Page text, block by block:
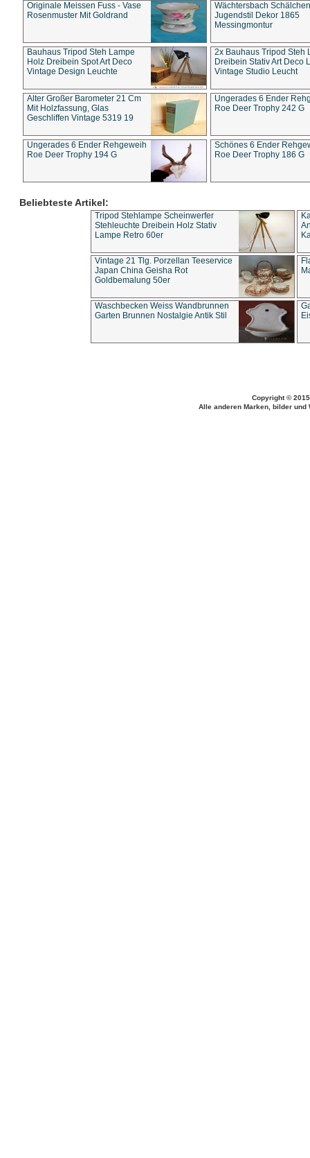
Originale Meissen Fuss - Vase
Rosenmuster Mit Goldrand
Wächtersbach Schälchen
Jugendstil Dekor 1865
Messingmontur
Bauhaus Tripod Steh Lampe
Holz Dreibein Spot Art Deco
Vintage Design Leuchte
2x Bauhaus Tripod Steh
Dreibein Stativ Art Deco
Vintage Studio Leucht
Alter Großer Barometer 21 Cm
Mit Holzfassung, Glas
Geschliffen Vintage 5319 19
Ungerades 6 Ender
Roe Deer Trophy 242 G
Ungerades 6 Ender Rehgeweih
Roe Deer Trophy 194 G
Schönes 6 Ender
Roe Deer Trophy 186 G
Beliebteste Artikel:
Tripod Stehlampe Scheinwerfer
Stehleuchte Dreibein Holz Stativ
Lampe Retro 60er
Vintage 21 Tlg. Porzellan Teeservice
Japan China Geisha Rot
Goldbemalung 50er
Waschbecken Weiss Wandbrunnen
Garten Brunnen Nostalgie Antik Stil
Copyright ©
Alle anderen Marken, bilder und